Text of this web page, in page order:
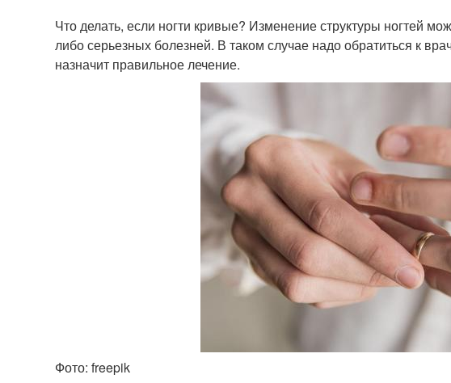
Что делать, если ногти кривые? Изменение структуры ногтей
либо серьезных болезней. В таком случае надо обратиться к
назначит правильное лечение.
Фото: freepik